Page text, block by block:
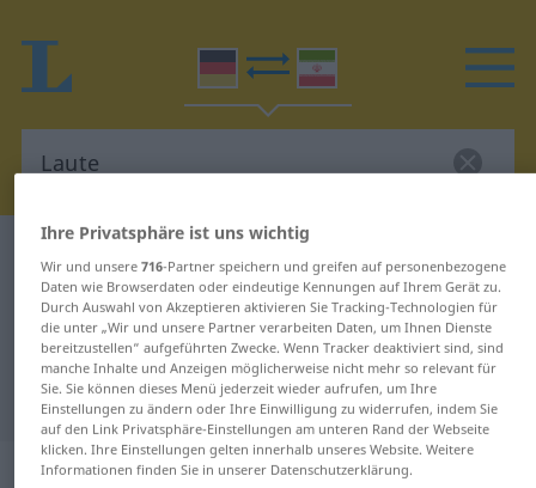
Deutsch-Persisch Übersetzung für
"Laute"
"Laute" Persisch Übersetzung
„Laute“: Femininum
Ihre Privatsphäre ist uns wichtig
Wir und unsere 716-Partner speichern und greifen auf personenbezogene
Daten wie Browserdaten oder eindeutige Kennungen auf Ihrem Gerät zu.
Durch Auswahl von Akzeptieren aktivieren Sie Tracking-Technologien für
die unter „Wir und unsere Partner verarbeiten Daten, um Ihnen Dienste
bereitzustellen“ aufgeführten Zwecke. Wenn Tracker deaktiviert sind, sind
manche Inhalte und Anzeigen möglicherweise nicht mehr so relevant für
Sie. Sie können dieses Menü jederzeit wieder aufrufen, um Ihre
Einstellungen zu ändern oder Ihre Einwilligung zu widerrufen, indem Sie
auf den Link Privatsphäre-Einstellungen am unteren Rand der Webseite
klicken. Ihre Einstellungen gelten innerhalb unseres Website. Weitere
Informationen finden Sie in unserer Datenschutzerklärung.